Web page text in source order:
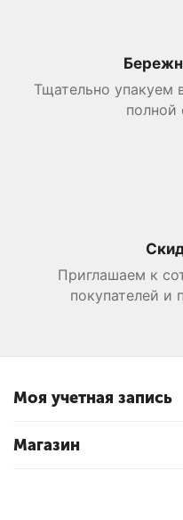
Тщательно упакуем
полной
Приглашаем к
покупателей и
Моя учетная запись
Магазин